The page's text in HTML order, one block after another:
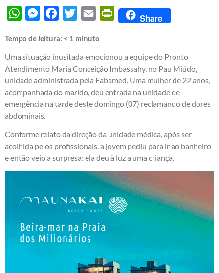
WhatsAppMessengerFacebook
Twitter Email PrintFriendly
Share
Tempo de leitura: < 1 minuto
Uma situação inusitada emocionou a equipe do Pronto
Atendimento Maria Conceição Imbassahy, no Pau Miúdo,
unidade administrada pela Fabamed. Uma mulher de 22 anos,
acompanhada do marido, deu entrada na unidade de
emergência na tarde deste domingo (07) reclamando de dores
abdominais.
Conforme relato da direção da unidade médica, após ser
acolhida pelos profissionais, a jovem pediu para ir ao banheiro
e então veio a surpresa: ela deu à luz a uma criança.